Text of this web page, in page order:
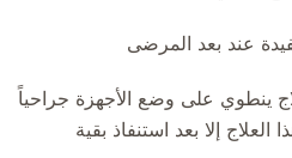
عند بعد المرضى
ينطوي على وضع الأجهزة جراحياً
إلا بعد استنفاذ بقية